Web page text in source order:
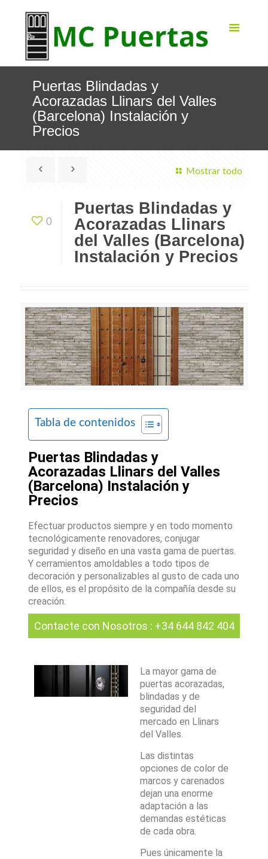
Puertas Blindadas y
Acorazadas Llinars del Valles
(Barcelona) Instalación y
Precios
Mostrar todo
0
Puertas Blindadas y
Acorazadas Llinars
del Valles (Barcelona)
Instalación y Precios
Tabla de contenidos
Puertas Blindadas y
Acorazadas Llinars del Valles
(Barcelona) Instalación y
Precios
Efectuar productos siempre y en todo momento
tecnológicamente renovadores, conjugar
seguridad y diseño en una vasta gama de puertas.
Y cerramientos amoldables a todo tipos de
decoración y personalizables al gusto de cada uno
de ellos, es el propósito de la compañía desde su
creación.
Contacte con Nosotros : +34 644 842 404
La mayor gama de
puertas acorazadas,
blindadas y de
seguridad del
mercado en Llinars
del Valles.
Las distintas
opciones de color de
marcos y carenados
dejan una enorme
adaptación a las
demandas estéticas
de cada obra.
Pues únicamente la